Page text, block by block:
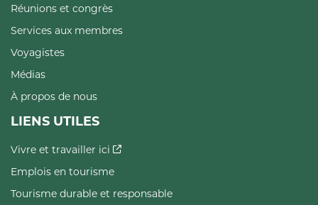
Réunions et congrès
Services aux membres
Voyagistes
Médias
À propos de nous
LIENS UTILES
Vivre et travailler ici
Emplois en tourisme
Tourisme durable et responsable